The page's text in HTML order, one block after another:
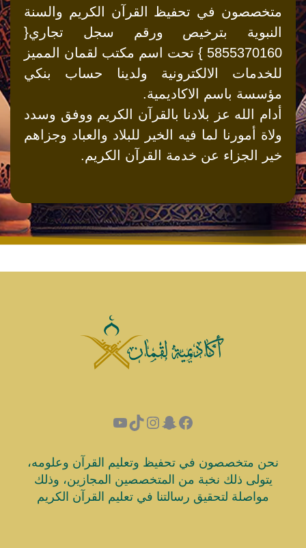
متخصصون في تحفيظ القرآن الكريم والسنة
النبوية بترخيص ورقم سجل تجاري{
5855370160 } تحت اسم مكتب لقمان المميز
للخدمات الالكترونية ولدينا حساب بنكي
مؤسسة باسم الاكاديمية.
أدام الله عز بلادنا بالقرآن الكريم ووفق وسدد
ولاة أمورنا لما فيه الخير للبلاد والعباد وجزاهم
خير الجزاء عن خدمة القرآن الكريم.
نحن متخصصون في تحفيظ وتعليم القرآن وعلومه،
يتولى ذلك نخبة من المتخصصين المجازين، وذلك
مواصلة لتحقيق رسالتنا في تعليم القرآن الكريم